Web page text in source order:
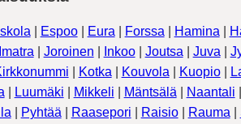
Espoo| Eura Forssa Hamina
Imatra Joroinen Inkoo| Joutsa Juva
Kotka Kouvola Kuopio|
Luumäki Mikkeli Mäntsälä Naantali
Pyhtää Raasepori Raisio| Rauma